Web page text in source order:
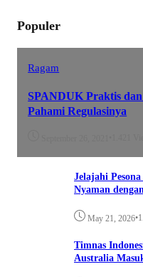
Populer
Ragam
SPANDUK Praktis
Pahami Regulasinya
Jelajahi
Nyaman
May 21, 2026•
Timnas
Australia